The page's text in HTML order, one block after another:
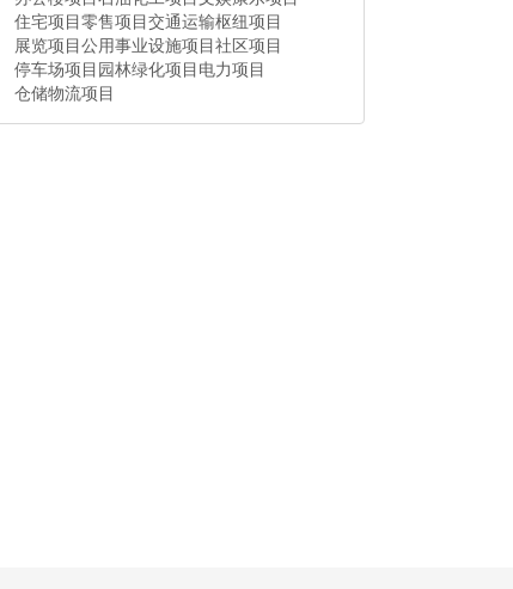
住宅项目零售项目交通运输枢纽项目
展览项目公用事业设施项目社区项目
停车场项目园林绿化项目电力项目
仓储物流项目